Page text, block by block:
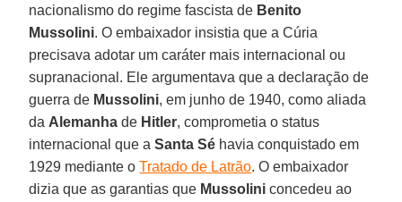
nacionalismo do regime fascista de Benito
Mussolini. O embaixador insistia que a Cúria
precisava adotar um caráter mais internacional ou
supranacional. Ele argumentava que a declaração de
guerra de Mussolini, em junho de 1940, como aliada
da Alemanha de Hitler, comprometia o status
internacional que aSanta Sé havia conquistado em
1929 mediante oTratado de Latrão. O embaixador
dizia que as garantias que Mussolini concedeu ao